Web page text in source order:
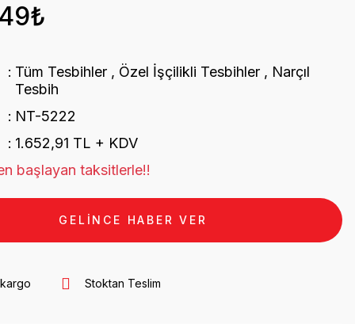
Tüm Tesbihler , Özel İşçilikli Tesbihler , Narçıl
Tesbih
NT-5222
1.652,91 TL + KDV
başlayan taksitlerle!!
GELİNCE HABER VER
Stoktan Teslim